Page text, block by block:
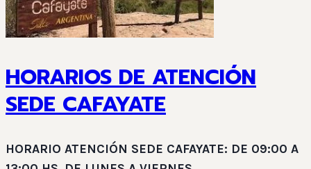
HORARIOS DE ATENCIÓN
SEDE CAFAYATE
HORARIO ATENCIÓN SEDE CAFAYATE: DE 09:00 A